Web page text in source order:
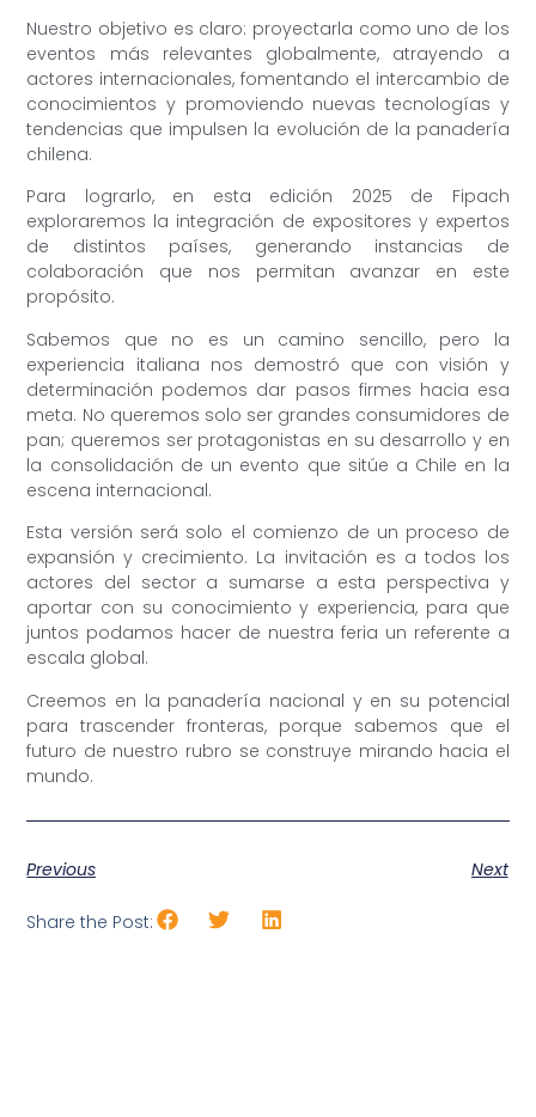
Nuestro objetivo es claro: proyectarla como uno de los
eventos más relevantes globalmente, atrayendo a
actores internacionales, fomentando el intercambio de
conocimientos y promoviendo nuevas tecnologías y
tendencias que impulsen la evolución de la panadería
chilena.
Para lograrlo, en esta edición 2025 de Fipach
exploraremos la integración de expositores y expertos
de distintos países, generando instancias de
colaboración que nos permitan avanzar en este
propósito.
Sabemos que no es un camino sencillo, pero la
experiencia italiana nos demostró que con visión y
determinación podemos dar pasos firmes hacia esa
meta. No queremos solo ser grandes consumidores de
pan; queremos ser protagonistas en su desarrollo y en
la consolidación de un evento que sitúe a Chile en la
escena internacional.
Esta versión será solo el comienzo de un proceso de
expansión y crecimiento. La invitación es a todos los
actores del sector a sumarse a esta perspectiva y
aportar con su conocimiento y experiencia, para que
juntos podamos hacer de nuestra feria un referente a
escala global.
Creemos en la panadería nacional y en su potencial
para trascender fronteras, porque sabemos que el
futuro de nuestro rubro se construye mirando hacia el
mundo.
Previous Next
Share the Post: